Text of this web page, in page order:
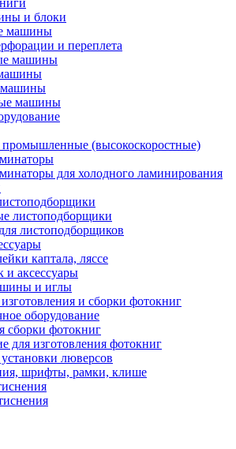
и блоки
машины
и переплета
машины
машины
машины
(высокоскоростные)
для холодного ламинирования
листоподборщики
листоподборщиков
каптала, ляссе
и аксессуары
и иглы
и сборки фотокниг
оборудование
сборки фотокниг
для изготовления фотокниг
люверсов
шрифты, рамки, клише